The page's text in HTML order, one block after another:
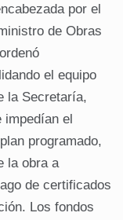
por el
de Obras
el equipo
la Secretaría,
el
programado,
la obra a
de certificados
Los fondos